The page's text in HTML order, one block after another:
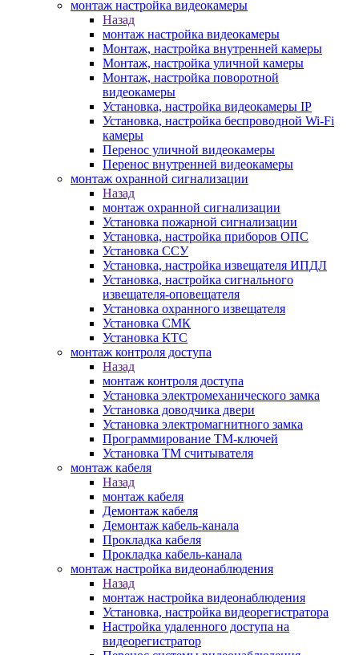
монтаж настройка видеокамеры
Назад
монтаж настройка видеокамеры
Монтаж, настройка внутренней камеры
Монтаж, настройка уличной камеры
Монтаж, настройка поворотной
видеокамеры
Установка, настройка видеокамеры IP
Установка, настройка беспроводной Wi-Fi
камеры
Перенос уличной видеокамеры
Перенос внутренней видеокамеры
монтаж охранной сигнализации
Назад
монтаж охранной сигнализации
Установка пожарной сигнализации
Установка, настройка приборов ОПС
Установка ССУ
Установка, настройка извещателя ИПДЛ
Установка, настройка сигнального
извещателя-оповещателя
Установка охранного извещателя
Установка СМК
Установка КТС
монтаж контроля доступа
Назад
монтаж контроля доступа
Установка электромеханического замка
Установка доводчика двери
Установка электромагнитного замка
Программирование ТМ-ключей
Установка ТМ считывателя
монтаж кабеля
Назад
монтаж кабеля
Демонтаж кабеля
Демонтаж кабель-канала
Прокладка кабеля
Прокладка кабель-канала
монтаж настройка видеонаблюдения
Назад
монтаж настройка видеонаблюдения
Установка, настройка видеорегистратора
Настройка удаленного доступа на
видеорегистратор